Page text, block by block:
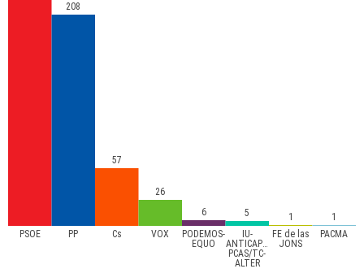
PSOE PP Cs VOX
PODEMOS-
EQUO
IU-
ANTICAPITALISTAS-
PCAS/TC-
ALTER
FE de las
JONS
PACMA
208
57
26
6
5 1 1